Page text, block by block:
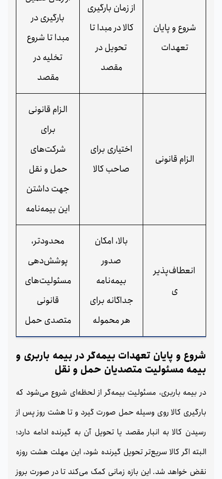
شروع و پایان
تعهدات
از زمان بارگیری
کالا در مبدا تا
تحویل در
مقصد
بارگیری در
مبدا تا شروع
تخلیه در
مقصد
الزام قانونی
اختیاری برای
صاحب کالا
الزام قانونی
برای
شرکت‌های
حمل‌ و نقل
جهت داشتن
این بیمه‌نامه
انعطاف‌پذیر
ی
بالا، امکان
صدور
بیمه‌نامه
جداگانه برای
هر محموله
محدودتر،
پوشش‌دهی
مسئولیت‌های
قانونی
متصدی حمل
شروع و پایان تعهدات بیمه‌گر در بیمه باربری و
بیمه مسئولیت متصدیان حمل‌ و نقل
در بیمه باربری، مسئولیت بیمه‌گر از لحظه‌ای شروع می‌شود که
بارگیری کالا روی وسیله حمل صورت گیرد و تا هشت روز پس از
رسیدن کالا به انبار مقصد یا تحویل آن به گیرنده ادامه دارد؛
البته اگر کالا سریع‌تر تحویل گیرنده شود، این مهلت هشت روزه
نقض خواهد شد. این بازه زمانی کمک می‌کند تا در صورت بروز